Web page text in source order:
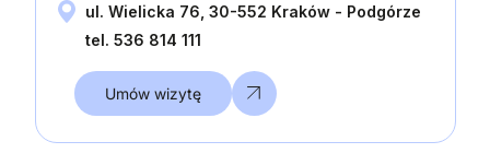
ul. Wielicka 76, 30-552 Kraków - Podgórze
tel. 536 814 111
Umów wizytę